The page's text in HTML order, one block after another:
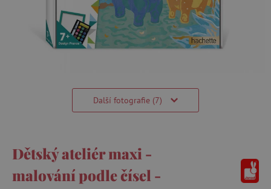
Další fotografie (7)
Dětský ateliér maxi -
malování podle čísel -